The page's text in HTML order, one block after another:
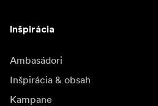
Inšpirácia
Ambasádori
Inšpirácia & obsah
Kampane